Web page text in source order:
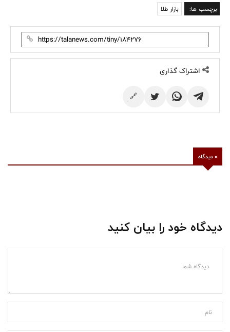
برچسب ها: بازار طلا
اشتراک گذاری
🔗
0 دیدگاه
دیدگاه خود را بیان کنید